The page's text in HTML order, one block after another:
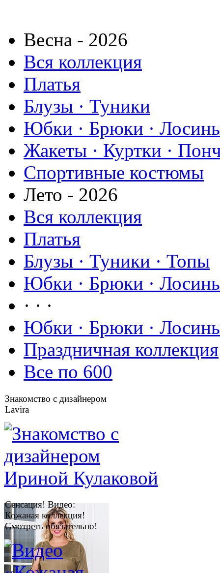
Весна - 2026
Вся коллекция
Платья
Блузы · Туники
Юбки · Брюки ·
Жакеты · Куртки ·
Спортивные костюмы
Лето - 2026
Вся коллекция
Платья
Блузы · Туники · Топы
Юбки · Брюки ·
· · ·
Юбки · Брюки ·
Праздничная коллекция
Все по 600
Знакомство с дизайнером
Lavira
Сенсация! Видео:
Кожаная коллекция!
Смотреть обязательно!